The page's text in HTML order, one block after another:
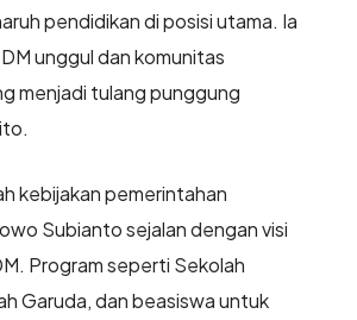
pendidikan di posisi utama. Ia
unggul dan komunitas
menjadi tulang punggung
kebijakan pemerintahan
Subianto sejalan dengan visi
Program seperti Sekolah
Garuda, dan beasiswa untuk